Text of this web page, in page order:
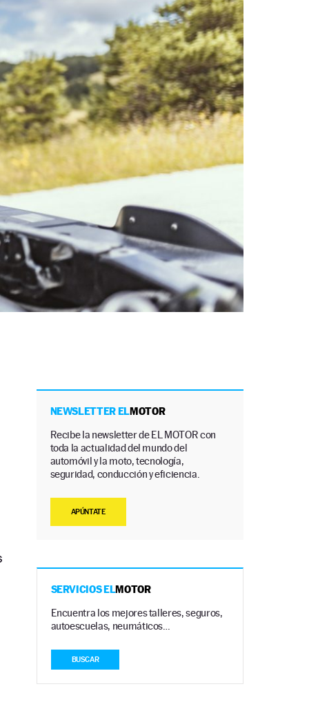
NEWSLETTER ELMOTOR
Recibe la newsletter de EL MOTOR con
toda la actualidad del mundo del
automóvil y la moto, tecnología,
seguridad, conducción y eficiencia.
APÚNTATE
SERVICIOS ELMOTOR
Encuentra los mejores talleres, seguros,
autoescuelas, neumáticos…
BUSCAR